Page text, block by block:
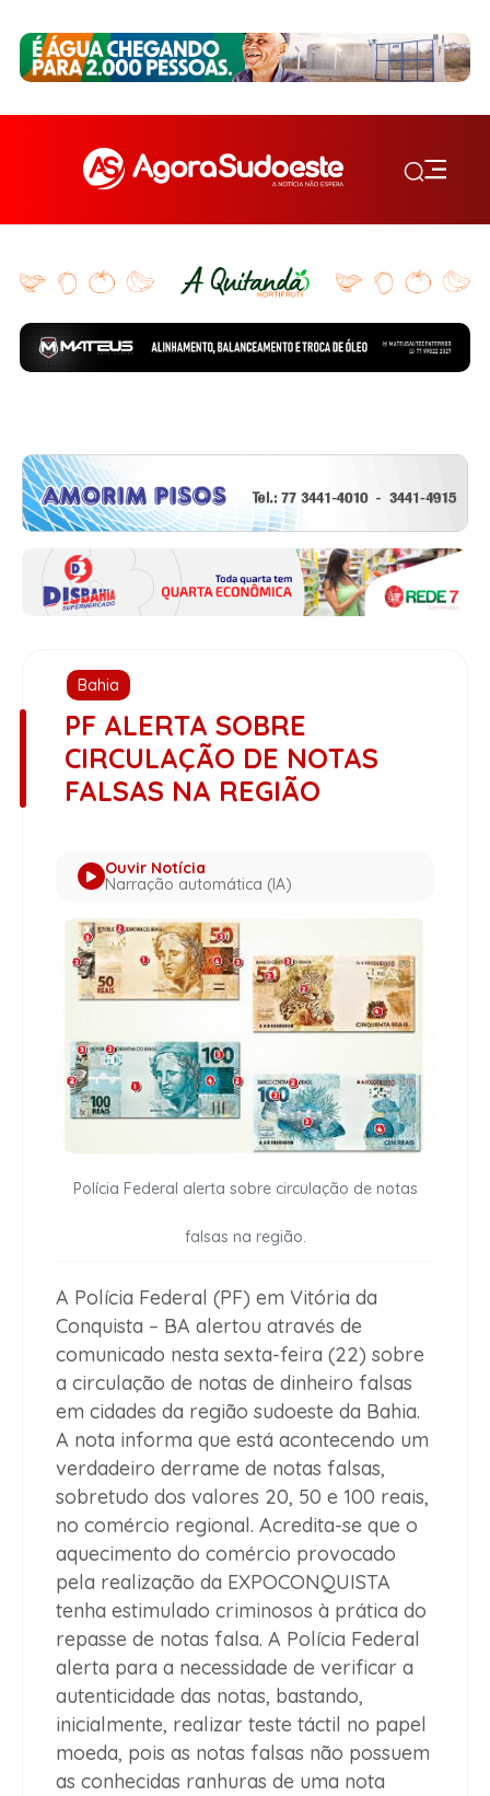
Bahia
PF ALERTA SOBRE
CIRCULAÇÃO DE NOTAS
FALSAS NA REGIÃO
Ouvir Notícia
Narração automática (IA)
Polícia Federal alerta sobre circulação de notas
falsas na região.
A Polícia Federal (PF) em Vitória da
Conquista – BA alertou através de
comunicado nesta sexta-feira (22) sobre
a circulação de notas de dinheiro falsas
em cidades da região sudoeste da Bahia.
A nota informa que está acontecendo um
verdadeiro derrame de notas falsas,
sobretudo dos valores 20, 50 e 100 reais,
no comércio regional. Acredita-se que o
aquecimento do comércio provocado
pela realização da EXPOCONQUISTA
tenha estimulado criminosos à prática do
repasse de notas falsa. A Polícia Federal
alerta para a necessidade de verificar a
autenticidade das notas, bastando,
inicialmente, realizar teste táctil no papel
moeda, pois as notas falsas não possuem
as conhecidas ranhuras de uma nota